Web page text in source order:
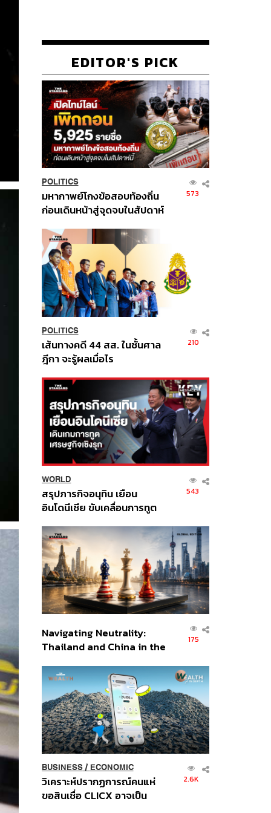
EDITOR'S PICK
POLITICS
มหากาพย์โกงข้อสอบท้องถิ่น
ก่อนเดินหน้าสู่จุดจบในสัปดาห์
573
POLITICS
เส้นทางคดี 44 สส. ในชั้นศาล
ฎีกา จะรู้ผลเมื่อไร
210
WORLD
สรุปภารกิจอนุทิน เยือน
อินโดนีเซีย ขับเคลื่อนการทูต
ส่วนยุทธศาสตร์ไทย –
อินโดนีเซีย
543
Navigating Neutrality:
Thailand and China in the
Order
175
BUSINESS/ ECONOMIC
วิเคราะห์ปรากฏการณ์คนแห่
ขอสินเชื่อ CLICX อาจเป็น
2.6K